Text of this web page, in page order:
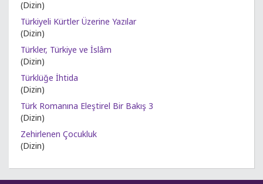
(Dizin)
Türkiyeli Kürtler Üzerine Yazılar
(Dizin)
Türkler, Türkiye ve İslâm
(Dizin)
Türklüğe İhtida
(Dizin)
Türk Romanına Eleştirel Bir Bakış 3
(Dizin)
Zehirlenen Çocukluk
(Dizin)